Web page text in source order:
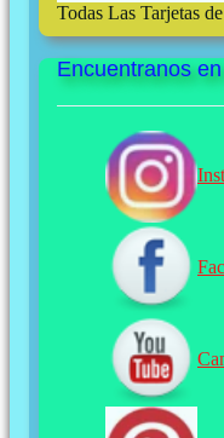
Todas Las Tarjetas
Encuentranos